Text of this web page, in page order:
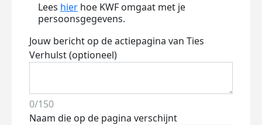
Lees hier hoe KWF omgaat met je
persoonsgegevens.
Jouw bericht op de actiepagina van Ties
Verhulst (optioneel)
0/150
Naam die op de pagina verschijnt